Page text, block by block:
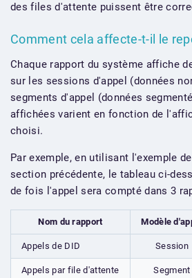
des files d'attente puissent être
Comment cela affecte-t-il le
Chaque rapport du système affiche
sur les sessions d'appel (données
segments d'appel (données
affichées varient en fonction de
choisi.
Par exemple, en utilisant l'exemple
section précédente, le tableau ci-
de fois l'appel sera compté dans 3
Nom du rapport Modèle
Appels de DID Session
Appels par file d'attente Segment